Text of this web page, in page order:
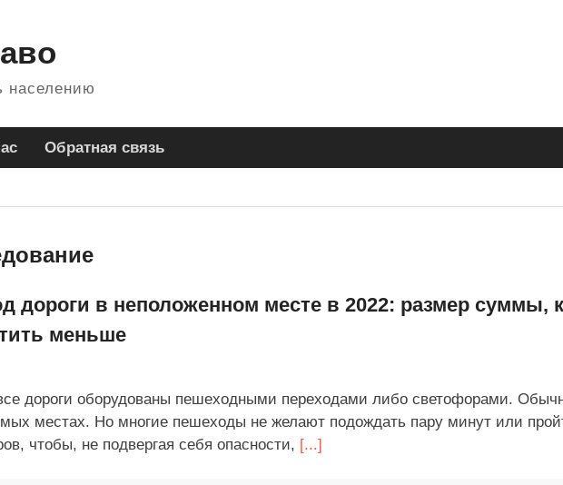
населению
Обратная связь
дороги в неположенном месте в 2022: размер суммы,
меньше
дороги оборудованы пешеходными переходами либо светофорами.
местах. Но многие пешеходы не желают подождать пару минут или
чтобы, не подвергая себя опасности, [...]